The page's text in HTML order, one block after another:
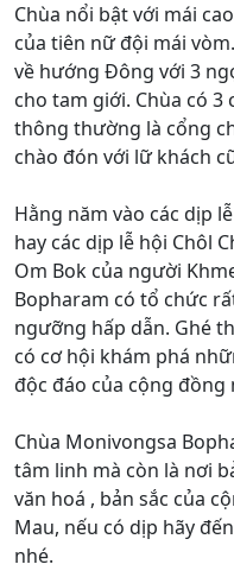
Chùa nổi bật với mái
của tiên nữ đội mái
về hướng Đông với 3
cho tam giới. Chùa có
thông thường là cổng
chào đón với lữ khách
Hằng năm vào các dịp
hay các dịp lễ hội Chôl
Om Bok của người
Bopharam có tổ chức
ngưỡng hấp dẫn. Ghé
có cơ hội khám phá
độc đáo của cộng đồng
Chùa Monivongsa
tâm linh mà còn là nơi
văn hoá , bản sắc của
Mau, nếu có dịp hãy
nhé.